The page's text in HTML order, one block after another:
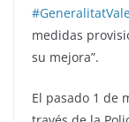
#
medidas
su mejora”.
El pasado 1 de